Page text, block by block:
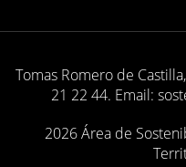
Tomas Romero de
21 22 44. Email:
2026 Área de